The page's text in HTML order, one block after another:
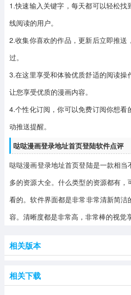
1.快速输入关键字，每天都可以轻松
线阅读的用户。
2.收集你喜欢的作品，更新后立即推送
过。
3.在这里享受和体验优质舒适的阅读操
让您享受优质的漫画内容。
4.个性化订阅，你可以免费订阅你想看
动推送提醒。
哒哒漫画登录地址首页登陆软件点评
哒哒漫画登录地址首页登陆是一款相当
多的资源大全。什么类型的资源都有
看的。软件界面都是非常非常清新简洁
容。清晰度都是非常高，非常棒的视觉
相关版本
相关下载